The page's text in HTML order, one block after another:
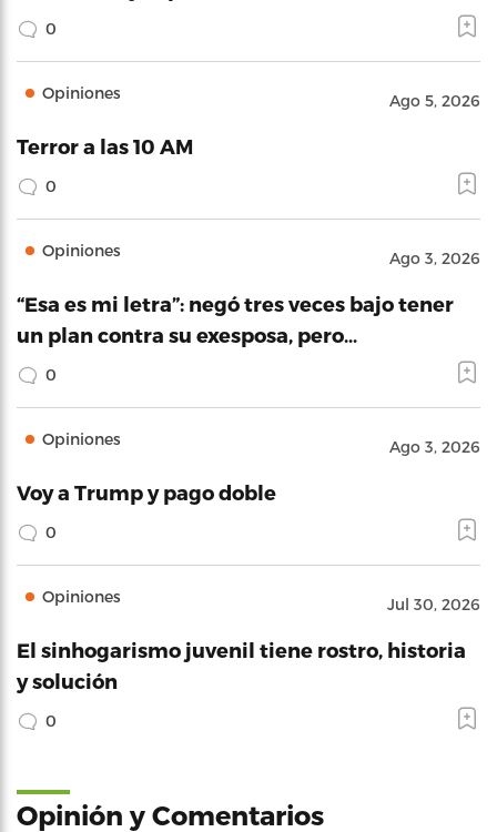
0
Opiniones Ago 5, 2026
Terror a las 10 AM
0
Opiniones Ago 3, 2026
“Esa es mi letra”: negó tres veces bajo tener
un plan contra su exesposa, pero…
0
Opiniones Ago 3, 2026
Voy a Trump y pago doble
0
Opiniones Jul 30, 2026
El sinhogarismo juvenil tiene rostro, historia
y solución
0
Opinión y Comentarios